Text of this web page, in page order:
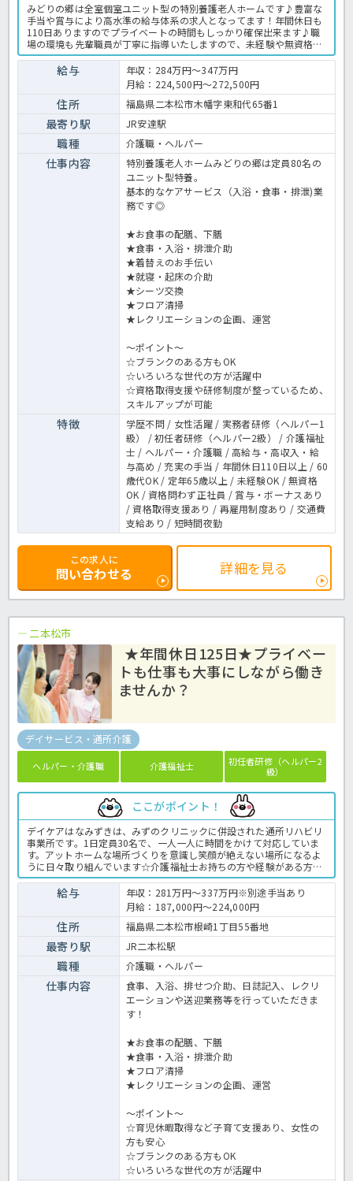
みどりの郷は全室個室ユニット型の特別養護老人ホームです♪豊富な
手当や賞与により高水準の給与体系の求人となってます！年間休日も
110日ありますのでプライベートの時間もしっかり確保出来ます♪職
場の環境も先輩職員が丁寧に指導いたしますので、未経験や無資格の
方も安心してお仕事可能です！資格支援取得制度もあるので資格を取
得しキャリアアップも実現可能♪母体のしっかりしている法人様のア
ットホームな特養求人です！特別養護老人ホ－ムでの介護業務全般で
す。 ＜介護職 正職員 特別養護老人ホ－ムの求人＞
給与
年収：284万円～347万円
月給：224,500円～272,500円
住所 福島県二本松市木幡字東和代65番1
最寄り駅 JR安達駅
職種 介護職・ヘルパー
仕事内容
特別養護老人ホームみどりの郷は定員80名の
ユニット型特養。
基本的なケアサービス（入浴・食事・排泄)業
務です◎
★お食事の配膳、下膳
★食事・入浴・排泄介助
★着替えのお手伝い
★就寝・起床の介助
★シーツ交換
★フロア清掃
★レクリエーションの企画、運営
～ポイント～
☆ブランクのある方もOK
☆いろいろな世代の方が活躍中
☆資格取得支援や研修制度が整っているため、
スキルアップが可能
特徴
学歴不問 / 女性活躍 / 実務者研修（ヘルパー1
級） / 初任者研修（ヘルパー2級） / 介護福祉
士 / ヘルパー・介護職 / 高給与・高収入・給
与高め / 充実の手当 / 年間休日110日以上 / 60
歳代OK / 定年65歳以上 / 未経験OK / 無資格
OK / 資格問わず正社員 / 賞与・ボーナスあり
/ 資格取得支援あり / 再雇用制度あり / 交通費
支給あり / 短時間夜勤
この求人に
問い合わせる 詳細を見る
二本松市
★年間休日125日★プライベー
トも仕事も大事にしながら働き
ませんか？
デイサービス・通所介護
ヘルパー・介護職 介護福祉士
初任者研修（ヘルパー2
級）
ここがポイント！
デイケアはなみずきは、みずのクリニックに併設された通所リハビリ
事業所です。1日定員30名で、一人一人に時間をかけて対応していま
す。アットホームな場所づくりを意識し笑顔が絶えない場所になるよ
うに日々取り組んでいます☆介護福祉士お持ちの方や経験がある方大
歓迎★少しでも気になったらほっ介護までお問合せください♪デイケ
アでの介護業務全般です。 ＜介護職 正職員 デイケアの求人＞
給与
年収：281万円～337万円※別途手当あり
月給：187,000円～224,000円
住所 福島県二本松市根崎1丁目55番地
最寄り駅 JR二本松駅
職種 介護職・ヘルパー
仕事内容
食事、入浴、排せつ介助、日誌記入、レクリ
エーションや送迎業務等を行っていただきま
す！
★お食事の配膳、下膳
★食事・入浴・排泄介助
★フロア清掃
★レクリエーションの企画、運営
～ポイント～
☆育児休暇取得など子育て支援あり、女性の
方も安心
☆ブランクのある方もOK
☆いろいろな世代の方が活躍中